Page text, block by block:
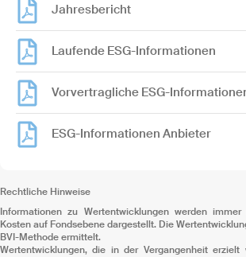
Jahresbericht
Laufende ESG-Informationen
Vorvertragliche ESG-
ESG-Informationen Anbieter
Rechtliche Hinweise
Informationen zu Wertentwicklungen werden
Kosten auf Fondsebene dargestellt. Die
BVI-Methode ermittelt.
Wertentwicklungen, die in der Vergangenheit